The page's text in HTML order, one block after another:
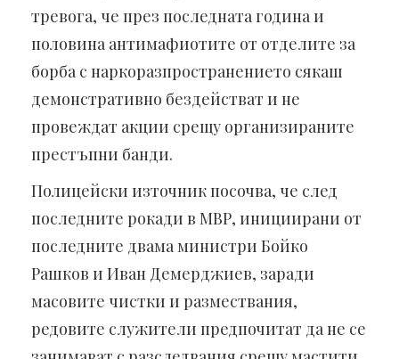
тревога, че през последната година и
половина антимафиотите от отделите за
борба с наркоразпространението сякаш
демонстративно бездействат и не
провеждат акции срещу организираните
престъпни банди.
Полицейски източник посочва, че след
последните рокади в МВР, инициирани от
последните двама министри Бойко
Рашков и Иван Демерджиев, заради
масовите чистки и размествания,
редовите служители предпочитат да не се